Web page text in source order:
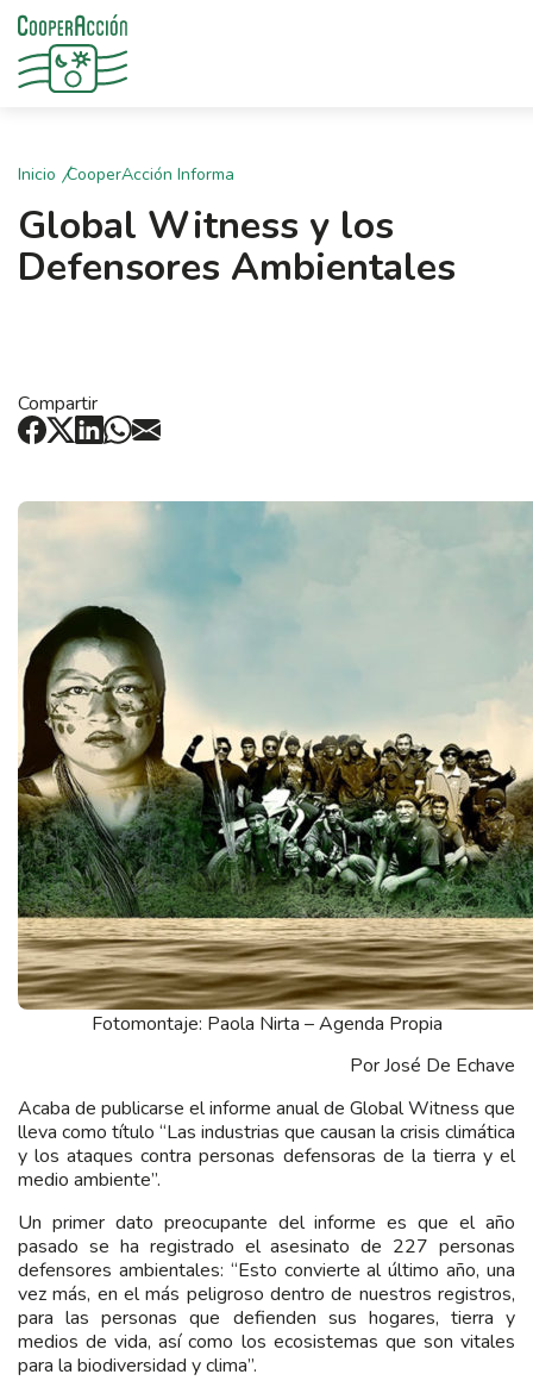
Inicio CooperAcción Informa
Global Witness y los
Defensores Ambientales
Compartir
Fotomontaje: Paola Nirta – Agenda Propia
Por José De Echave
Acaba de publicarse el informe anual de Global Witness que
lleva como título “Las industrias que causan la crisis climática
y los ataques contra personas defensoras de la tierra y el
medio ambiente”.
Un primer dato preocupante del informe es que el año
pasado se ha registrado el asesinato de 227 personas
defensores ambientales: “Esto convierte al último año, una
vez más, en el más peligroso dentro de nuestros registros,
para las personas que defienden sus hogares, tierra y
medios de vida, así como los ecosistemas que son vitales
para la biodiversidad y clima”.